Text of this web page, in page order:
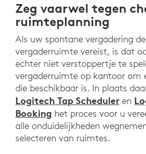
Zeg vaarwel tegen
ruimteplanning
Als uw spontane vergadering
vergaderruimte vereist, is dat
echter niet verstoppertje te
vergaderruimte op kantoor om
die beschikbaar is. In plaats
Logitech Tap Scheduler en
Booking het proces voor u
alle onduidelijkheden
selecteren van ruimtes.